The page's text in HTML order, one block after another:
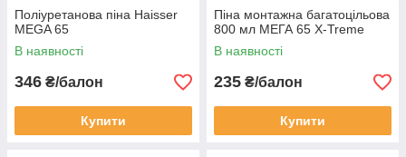
Поліуретанова піна Haisser
MEGA 65
В наявності
346 ₴/балон
Купити
Піна монтажна багатоцільова
800 мл МЕГА 65 X-Treme
В наявності
235 ₴/балон
Купити